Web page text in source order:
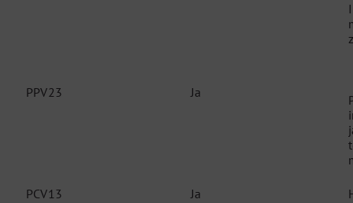
PPV23 Ja
PCV13 Ja